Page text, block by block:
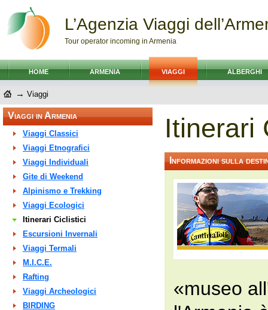
L’Agenzia Viaggi
Tour operator incoming in Armenia
HOME ARMENIA VIAGGI ALBERGHI
→ Viaggi
Viaggi in Armenia
Viaggi Classici
Viaggi Etnografici
Viaggi Individuali
Gite di Weekend
Alpinismo e Trekking
Viaggi Ecologici
Itinerari Ciclistici
Escursioni Invernali
Viaggi Termali
M.I.C.E.
Rafting
Viaggi Archeologici
BIRDING
Itinerari
Informazioni sulla
«museo